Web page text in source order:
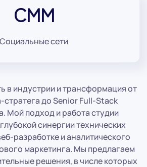
CMM
Социальные сети
в индустрии и трансформация от
стратега доSenior Full-Stack
. Мой подход и работа студии
синергии технических
разработке и аналитического
маркетинга. Мы предлагаем
решения, в числе которых